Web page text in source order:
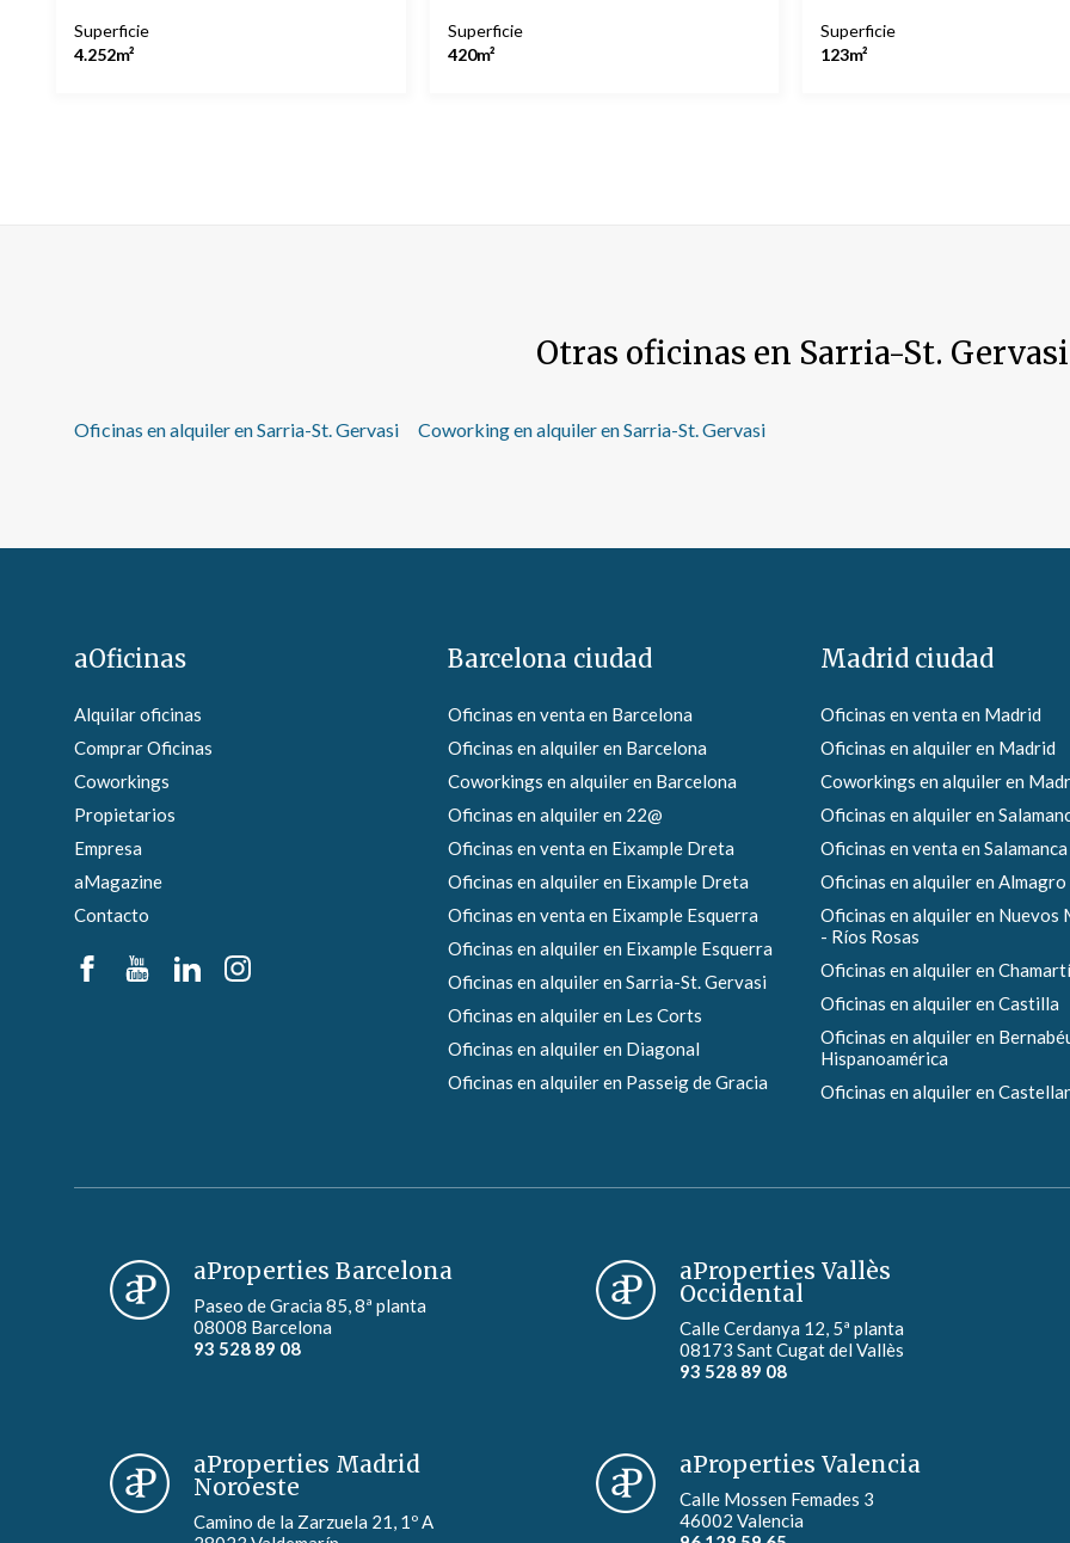
Superficie
4.252m²
Superficie
420m²
Superficie
123m²
Otras oficinas en Sarria-St. Gervasi
Oficinas en alquiler en Sarria-St. Gervasi Coworking en alquiler en Sarria-St. Gervasi
aOficinas
Alquilar oficinas
Comprar Oficinas
Coworkings
Propietarios
Empresa
aMagazine
Contacto
Barcelona ciudad
Oficinas en venta en Barcelona
Oficinas en alquiler en Barcelona
Coworkings en alquiler en Barcelona
Oficinas en alquiler en 22@
Oficinas en venta en Eixample Dreta
Oficinas en alquiler en Eixample Dreta
Oficinas en venta en Eixample Esquerra
Oficinas en alquiler en Eixample Esquerra
Oficinas en alquiler en Sarria-St. Gervasi
Oficinas en alquiler en Les Corts
Oficinas en alquiler en Diagonal
Oficinas en alquiler en Passeig de Gracia
Madrid ciudad
Oficinas en venta en Madrid
Oficinas en alquiler en Madrid
Coworkings en alquiler en
Oficinas en alquiler en
Oficinas en venta en Salamanca
Oficinas en alquiler en Almagro
Oficinas en alquiler en Nuevos
- Ríos Rosas
Oficinas en alquiler en
Oficinas en alquiler en Castilla
Oficinas en alquiler en
Hispanoamérica
Oficinas en alquiler en
aProperties Barcelona
Paseo de Gracia 85, 8ª planta
08008 Barcelona
93 528 89 08
aProperties Vallès
Occidental
Calle Cerdanya 12, 5ª planta
08173 Sant Cugat del Vallès
93 528 89 08
aProperties Madrid
Noroeste
Camino de la Zarzuela 21, 1º A
aProperties Valencia
Calle Mossen Femades 3
46002 Valencia